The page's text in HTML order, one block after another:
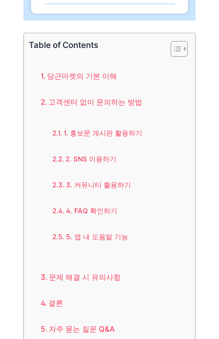
Table of Contents
당근마켓의 기본 이해
고객센터 없이 문의하는 방법
1. 홍보문 게시판 활용하기
2. SNS 이용하기
3. 커뮤니티 활용하기
4. FAQ 확인하기
5. 앱 내 도움말 기능
문제 해결 시 유의사항
결론
자주 묻는 질문 Q&A